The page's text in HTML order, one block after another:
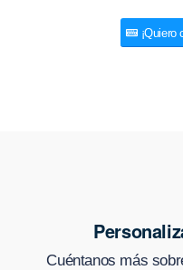
Cuéntanos más